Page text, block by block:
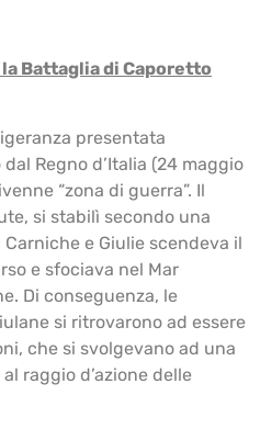
Battaglia di Caporetto
presentata
Regno d’Italia (24 maggio
“zona di guerra”. Il
si stabilì secondo una
e Giulie scendeva il
e sfociava nel Mar
Di conseguenza, le
si ritrovarono ad essere
che si svolgevano ad una
raggio d’azione delle